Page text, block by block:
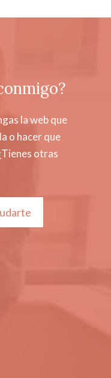
la web que
o hacer que
otras